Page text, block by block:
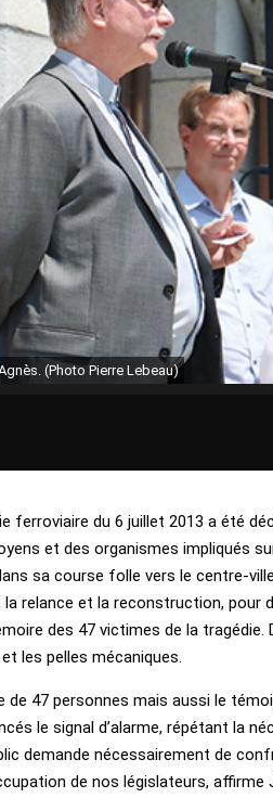
(Photo Pierre Lebeau)
ferroviaire du 6 juillet 2013 a été
et des organismes impliqués
sa course folle vers le centre-
relance et la reconstruction, pour
des 47 victimes de la tragédie.
les pelles mécaniques.
47 personnes mais aussi le
le signal d’alarme, répétant la
demande nécessairement de
de nos législateurs, affirme